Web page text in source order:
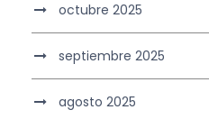
octubre 2025
septiembre 2025
agosto 2025